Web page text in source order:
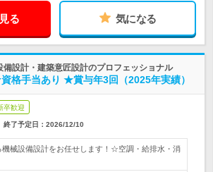
る 気になる
備設計・建築意匠設計のプロフェッショナル
格手当あり ★賞与年3回（2025年実績）
卒歓迎
終了予定日： 2026/12/10
機械設備設計をお任せします！☆空調・給排水・消